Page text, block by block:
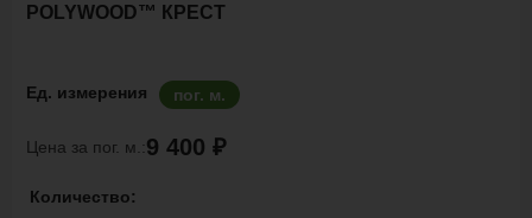
POLYWOOD™ КРЕСТ
Ед. измерения пог. м.
Цена за пог. м.:9 400 ₽
Количество: